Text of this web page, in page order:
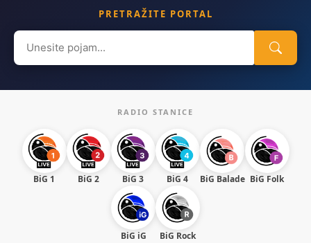
PRETRAŽITE PORTAL
Search
for:
RADIO STANICE
BiG 1 BiG 2 BiG 3 BiG 4 BiG Balade BiG Folk
BiG iG BiG Rock